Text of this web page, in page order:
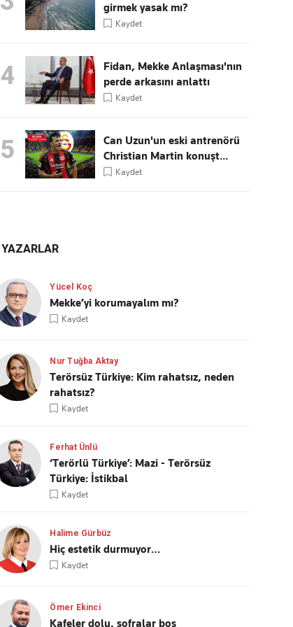
girmek yasak mı?
Kaydet
4
Fidan, Mekke Anlaşması'nın
perde arkasını anlattı
Kaydet
5
Can Uzun'un eski antrenörü
Christian Martin konuşt...
Kaydet
YAZARLAR
Yücel Koç
Mekke’yi korumayalım mı?
Kaydet
Nur Tuğba Aktay
Terörsüz Türkiye: Kim rahatsız, neden
rahatsız?
Kaydet
Ferhat Ünlü
‘Terörlü Türkiye’: Mazi - Terörsüz
Türkiye: İstikbal
Kaydet
Halime Gürbüz
Hiç estetik durmuyor…
Kaydet
Ömer Ekinci
Kafeler dolu, sofralar boş